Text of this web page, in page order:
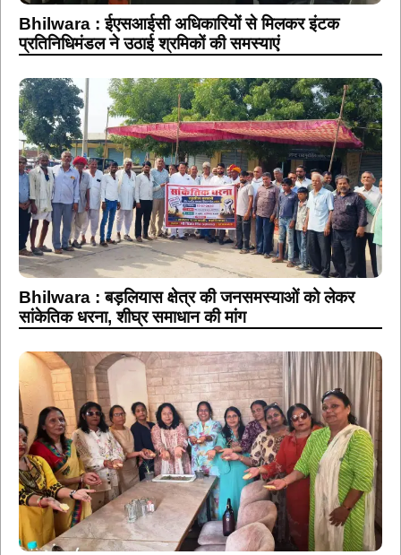
Bhilwara : ईएसआईसी अधिकारियों से मिलकर इंटक
प्रतिनिधिमंडल ने उठाई श्रमिकों की समस्याएं
Bhilwara : बड़लियास क्षेत्र की जनसमस्याओं को लेकर
सांकेतिक धरना, शीघ्र समाधान की मांग